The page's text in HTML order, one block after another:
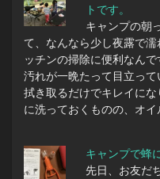
トです。
キャンプの朝
て、なんなら少し夜露で
ッチンの掃除に便利なん
汚れが一晩たって目立っ
拭き取るだけでキレイに
に洗っておくものの、オイ
キャンプで蜂
先日、お友だ